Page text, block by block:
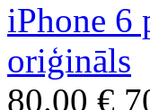
iPhone 6
oriģināls
80.00 €